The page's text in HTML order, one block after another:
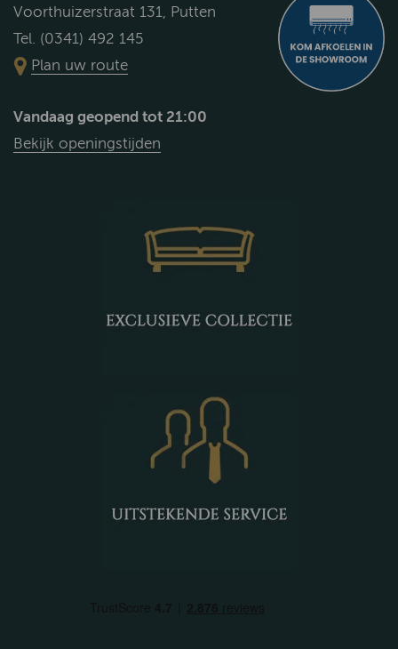
Voorthuizerstraat 131, Putten
Tel. (0341) 492 145
Plan uw route
Vandaag geopend tot 21:00
Bekijk openingstijden